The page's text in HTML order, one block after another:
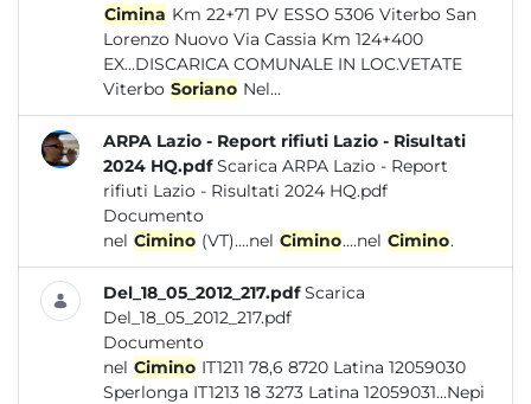
Cimina Km 22+71 PV ESSO 5306 Viterbo San
Lorenzo Nuovo Via Cassia Km 124+400
EX...DISCARICA COMUNALE IN LOC.VETATE
Viterbo Soriano Nel...
ARPA Lazio - Report rifiuti Lazio - Risultati
2024 HQ.pdf Scarica ARPA Lazio - Report
rifiuti Lazio - Risultati 2024 HQ.pdf
Documento
nel Cimino (VT)....nel Cimino....nel Cimino.
Del_18_05_2012_217.pdf Scarica
Del_18_05_2012_217.pdf
Documento
nel Cimino IT1211 78,6 8720 Latina 12059030
Sperlonga IT1213 18 3273 Latina 12059031...Nepi